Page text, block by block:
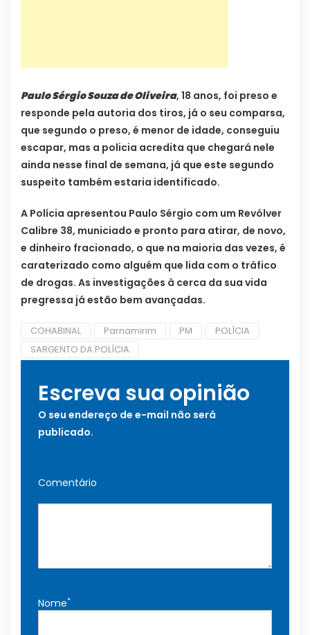
Paulo Sérgio Souza de Oliveira, 18 anos, foi preso e
responde pela autoria dos tiros, já o seu comparsa,
que segundo o preso, é menor de idade, conseguiu
escapar, mas a policia acredita que chegará nele
ainda nesse final de semana, já que este segundo
suspeito também estaria identificado.
A Polícia apresentou Paulo Sérgio com um Revólver
Calibre 38, municiado e pronto para atirar, de novo,
e dinheiro fracionado, o que na maioria das vezes, é
caraterizado como alguém que lida com o tráfico
de drogas. As investigações à cerca da sua vida
pregressa já estão bem avançadas.
COHABINAL Parnamirim PM
POLÍCIA
SARGENTO DA POLÍCIA
Escreva sua opinião
O seu endereço de e-mail não será
publicado.
Comentário
Nome*